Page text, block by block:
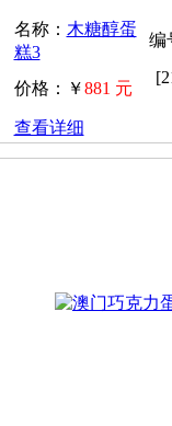
名称： 木糖醇蛋
糕3
编
价格：￥881 元
查看详细